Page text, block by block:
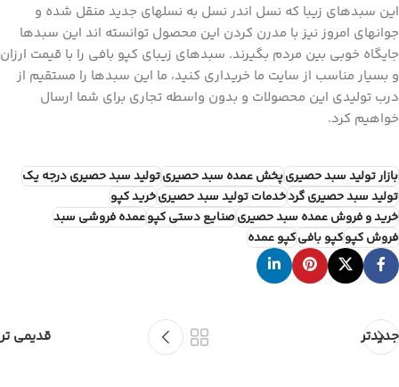
این سبدهای زیبا که نسل اندر نسل به نسلهای جدید منقل شده و
جوانهای امروز نیز با مدرن کردن این محصول توانسته اند این سبدها
جایگاه خوبی بین مردم بگیرند. سبدهای زیبای کپو بافی را با قیمت ارزان
و بسیار مناسب از سایت ما خریداری کنید، ما این سبدها را مستقیم از
درب تولیدی این محصولات و بدون واسطه تجاری برای شما ارسال
خواهیم کرد.
بازار تولید سبد حصیریپخش عمده سبد حصیریتولید سبد حصیری درجه یک
تولید سبد حصیری گردخدمات تولید سبد حصیریخرید کپو
خرید و فروش عمده سبد حصیریصنایع دستی کپوعمده فروشی سبد
فروش کپوکپو بافیکپو عمده
جدیدتر قدیمی تر